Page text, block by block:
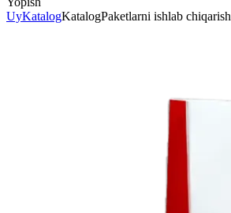
UyKatalogKatalogPaketlarni ishlab chiqarish